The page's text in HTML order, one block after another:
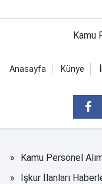
Kamu
Anasayfa Künye
Kamu Personel
İşkur İlanları